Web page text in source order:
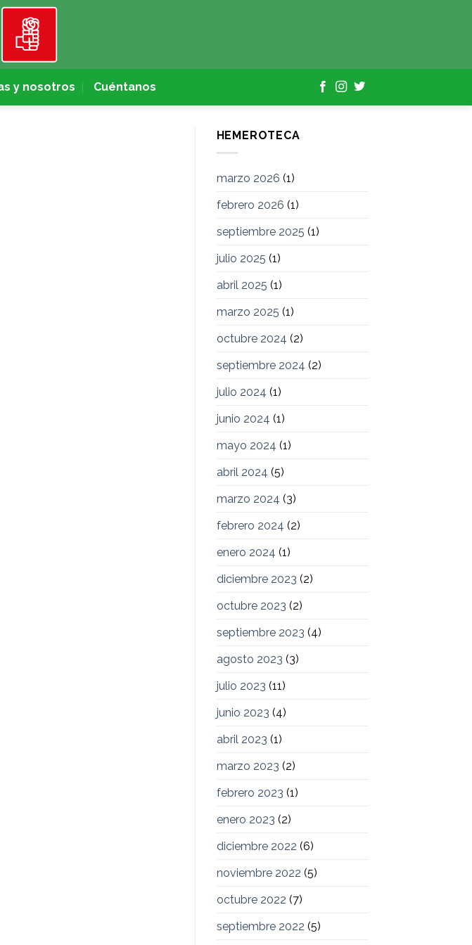
y nosotros Cuéntanos
HEMEROTECA
marzo 2026 (1)
febrero 2026 (1)
septiembre 2025 (1)
julio 2025 (1)
abril 2025 (1)
marzo 2025 (1)
octubre 2024 (2)
septiembre 2024 (2)
julio 2024 (1)
junio 2024 (1)
mayo 2024 (1)
abril 2024 (5)
marzo 2024 (3)
febrero 2024 (2)
enero 2024 (1)
diciembre 2023 (2)
octubre 2023 (2)
septiembre 2023 (4)
agosto 2023 (3)
julio 2023 (11)
junio 2023 (4)
abril 2023 (1)
marzo 2023 (2)
febrero 2023 (1)
enero 2023 (2)
diciembre 2022 (6)
noviembre 2022 (5)
octubre 2022 (7)
septiembre 2022 (5)